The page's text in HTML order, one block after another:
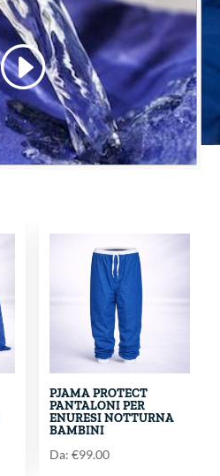
PJAMA PROTECT
PANTALONI PER
ENURESI NOTTURNA
BAMBINI
Da: €99.00